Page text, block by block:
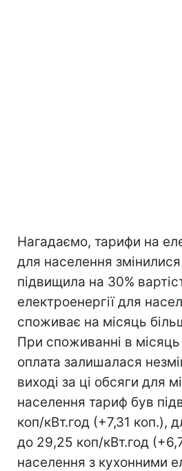
Нагадаємо, тарифи на
для населення
підвищила на 30%
електроенергії для
споживає на місяць
При споживанні в
оплата залишалася
виході за ці обсяги для
населення тариф був
коп/кВт.год (+7,31 коп.),
до 29,25 коп/кВт.год
населення з кухонними